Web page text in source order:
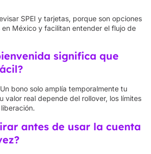
SPEI y tarjetas, porque son opciones
México y facilitan entender el flujo de
significa que
bono solo amplía temporalmente tu
valor real depende del rollover, los límites
antes de usar la cuenta